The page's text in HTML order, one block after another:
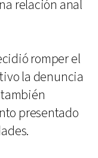
relación anal
romper el
la denuncia
presentado